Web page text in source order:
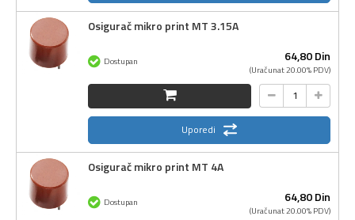
Osigurač mikro print MT 3.15A
64,80Din
(Uračunat 20.00% PDV)
Dostupan
Uporedi
Osigurač mikro print MT 4A
64,80Din
(Uračunat 20.00% PDV)
Dostupan